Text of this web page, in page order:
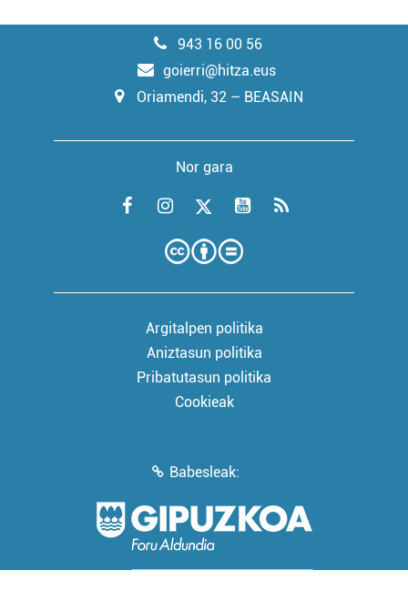
943 16 00 56
goierri@hitza.eus
Oriamendi, 32 – BEASAIN
Nor gara
Argitalpen politika
Aniztasun politika
Pribatutasun politika
Cookieak
Babesleak: